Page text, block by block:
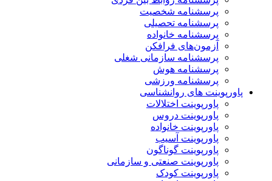
پرسشنامه شخصیت
پرسشنامه تحصیلی
پرسشنامه خانواده
آزمون‌های فرافکن
پرسشنامه سازمانی شغلی
پرسشنامه هوش
پرسشنامه ورزشی
پاورپوینت های روانشناسی
پاورپوینت اختلالات
پاورپوینت دروس
پاورپوینت خانواده
پاورپوینت آسیب
پاورپوینت گوناگون
پاورپوینت صنعتی و سازمانی
پاورپوینت کودک